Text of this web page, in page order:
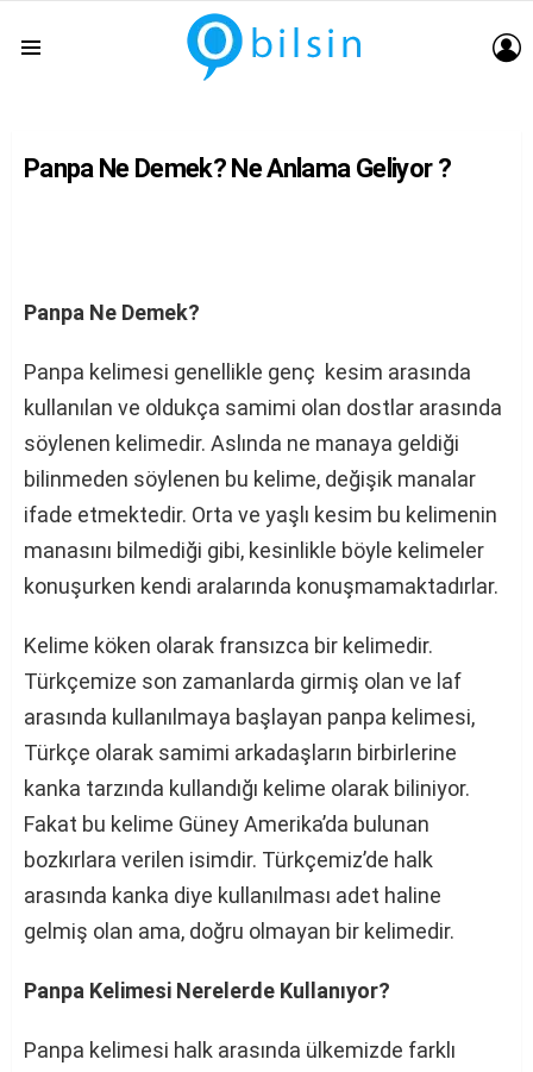
Panpa Ne Demek? Ne Anlama Geliyor ?
Panpa Ne Demek?
Panpa kelimesi genellikle genç kesim arasında
kullanılan ve oldukça samimi olan dostlar arasında
söylenen kelimedir. Aslında ne manaya geldiği
bilinmeden söylenen bu kelime, değişik manalar
ifade etmektedir. Orta ve yaşlı kesim bu kelimenin
manasını bilmediği gibi, kesinlikle böyle kelimeler
konuşurken kendi aralarında konuşmamaktadırlar.
Kelime köken olarak fransızca bir kelimedir.
Türkçemize son zamanlarda girmiş olan ve laf
arasında kullanılmaya başlayan panpa kelimesi,
Türkçe olarak samimi arkadaşların birbirlerine
kanka tarzında kullandığı kelime olarak biliniyor.
Fakat bu kelime Güney Amerika’da bulunan
bozkırlara verilen isimdir. Türkçemiz’de halk
arasında kanka diye kullanılması adet haline
gelmiş olan ama, doğru olmayan bir kelimedir.
Panpa Kelimesi Nerelerde Kullanıyor?
Panpa kelimesi halk arasında ülkemizde farklı